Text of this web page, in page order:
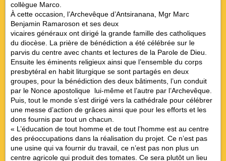
collègue Marco.
À cette occasion, l’Archevêque d’Antsiranana, Mgr Marc
Benjamin Ramaroson et ses deux
vicaires généraux ont dirigé la grande famille des catholiques
du diocèse. La prière de bénédiction a été célébrée sur le
parvis du centre avec chants et lectures de la Parole de Dieu.
Ensuite les éminents religieux ainsi que l’ensemble du corps
presbytéral en habit liturgique se sont partagés en deux
groupes, pour la bénédiction des deux bâtiments, l’un conduit
par le Nonce apostolique lui-même et l’autre par l’Archevêque.
Puis, tout le monde s’est dirigé vers la cathédrale pour célébrer
une messe d’action de grâces ainsi que pour les efforts et les
dons fournis par tout un chacun.
« L’éducation de tout homme et de tout l’homme est au centre
des préoccupations dans la réalisation du projet. Ce n’est pas
une usine qui va fournir du travail, ce n’est pas non plus un
centre agricole qui produit des tomates. Ce sera plutôt un lieu